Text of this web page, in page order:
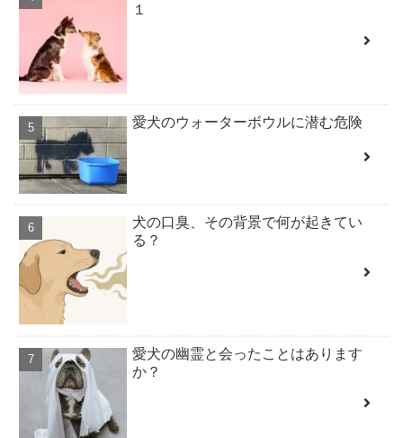
１
愛犬のウォーターボウルに潜む危険
犬の口臭、その背景で何が起きてい
る？
愛犬の幽霊と会ったことはあります
か？